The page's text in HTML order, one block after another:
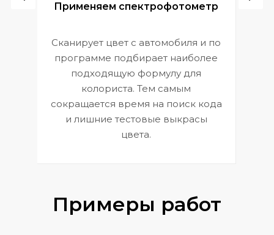
Применяем спектрофотометр
Сканирует цвет с автомобиля и по
программе подбирает наиболее
подходящую формулу для
колориста. Тем самым
сокращается время на поиск кода
и лишние тестовые выкрасы
цвета.
Примеры работ